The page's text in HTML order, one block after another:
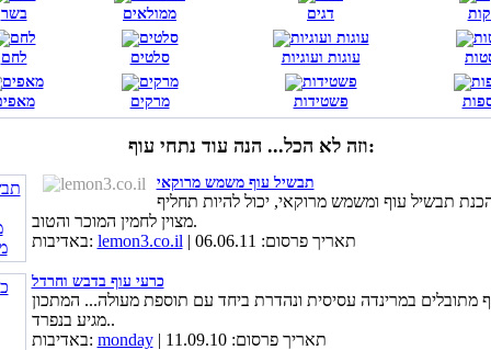
בשר ממולאים דגים
לחם סלטים עוגות ועוגיות
מרקים פשטידות
וזה לא הכל... הנה עוד נתחי עוף:
תבשיל עוף משמש מרוקאי
תבשיל עוף ומשמש מרוקאי, יכול להיות תחליף
מצוין לחמין המוכר והטוב.
באדיבות: lemon3.co.il | תאריך פרסום: 06.06.11
כרעי עוף בדבש וחרדל
מתובלים במרינדה עסיסית ונהדרת ביחד עם תוספת מעולה... המתכון
מגיע בנפרד..
באדיבות: monday | תאריך פרסום: 11.09.10